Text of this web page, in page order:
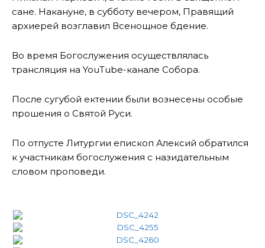
сане. Накануне, в субботу вечером, Правящий
архиерей возглавил Всенощное бдение.
Во время Богослужения осуществлялась
трансляция на YouTube-канале Собора.
После сугубой ектении были вознесены особые
прошения о Святой Руси.
По отпусте Литургии епископ Алексий обратился
к участникам богослужения с назидательным
словом проповеди.